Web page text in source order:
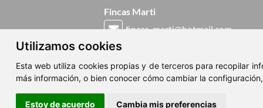
Utilizamos cookies
Esta web utiliza cookies propias y de terceros para recopilar
más información, o bien conocer cómo cambiar la
Estoy de acuerdo Cambia mis preferencias
Fincas Marti
fincas_marti@hotmail.com
Pizarro Nº 8, 36204 Vigo